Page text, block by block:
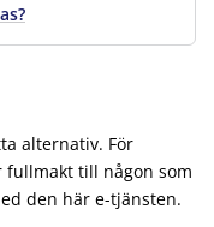
alternativ. För
till någon som
den här e-tjänsten.